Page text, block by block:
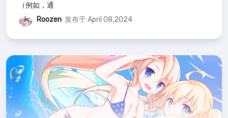
CSS 1
前端 6
（例如，通
Roozen 发布于 April 08,2024